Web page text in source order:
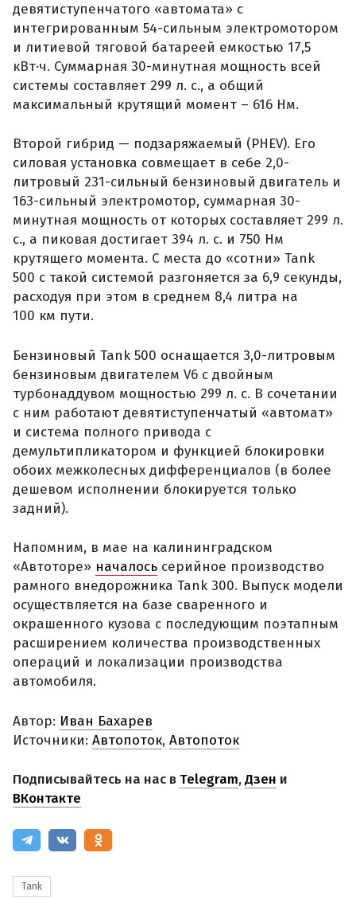
девятиступенчатого «автомата» с
интегрированным 54-сильным электромотором
и литиевой тяговой батареей емкостью 17,5
кВт·ч. Суммарная 30-минутная мощность всей
системы составляет 299 л. с., а общий
максимальный крутящий момент – 616 Нм.
Второй гибрид — подзаряжаемый (PHEV). Его
силовая установка совмещает в себе 2,0-
литровый 231-сильный бензиновый двигатель и
163-сильный электромотор, суммарная 30-
минутная мощность от которых составляет 299 л.
с., а пиковая достигает 394 л. с. и 750 Нм
крутящего момента. С места до «сотни» Tank
500 с такой системой разгоняется за 6,9 секунды,
расходуя при этом в среднем 8,4 литра на
100 км пути.
Бензиновый Tank 500 оснащается 3,0-литровым
бензиновым двигателем V6 с двойным
турбонаддувом мощностью 299 л. с. В сочетании
с ним работают девятиступенчатый «автомат»
и система полного привода с
демультипликатором и функцией блокировки
обоих межколесных дифференциалов (в более
дешевом исполнении блокируется только
задний).
Напомним, в мае на калининградском
«Автоторе» началось серийное производство
рамного внедорожника Tank 300. Выпуск модели
осуществляется на базе сваренного и
окрашенного кузова с последующим поэтапным
расширением количества производственных
операций и локализации производства
автомобиля.
Автор: Иван Бахарев
Источники: Автопоток, Автопоток
Подписывайтесь на нас в Telegram,Дзен и
ВКонтакте
Tank